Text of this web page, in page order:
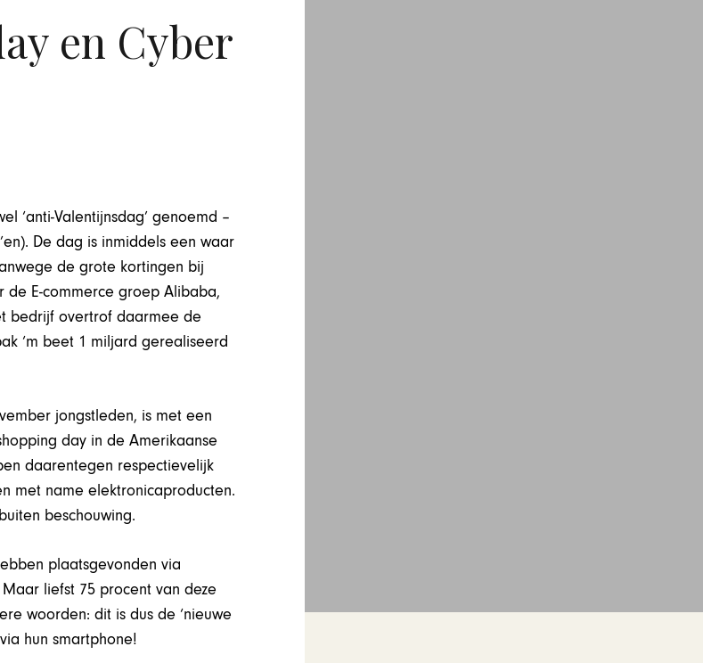
en Cyber
‘anti-Valentijnsdag’ genoemd –
De dag is inmiddels een waar
de grote kortingen bij
E-commerce groep Alibaba,
bedrijf overtrof daarmee de
‘m beet 1 miljard gerealiseerd
jongstleden, is met een
day in de Amerikaanse
daarentegen respectievelijk
met name elektronicaproducten.
beschouwing.
plaatsgevonden via
liefst 75 procent van deze
woorden: dit is dus de ‘nieuwe
hun smartphone!